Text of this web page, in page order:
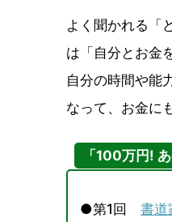
よく聞かれる「
は「自分とお金
自分の時間や能
なって、お金に
「100万円!
●第1回 書道